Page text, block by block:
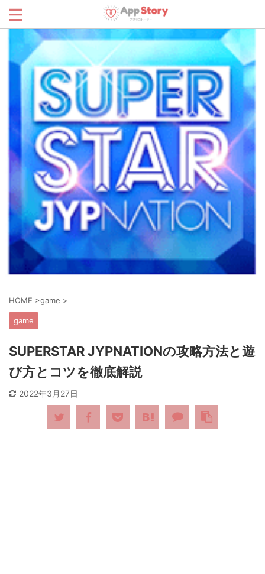
HOME >game >
game
SUPERSTAR JYPNATIONの攻略方法と遊
び方とコツを徹底解説
2022年3月27日